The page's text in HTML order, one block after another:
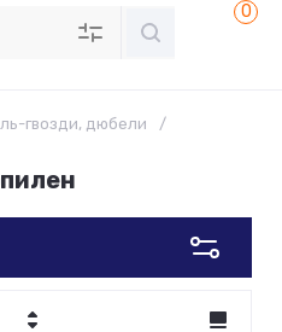
0
гвозди, дюбели
/